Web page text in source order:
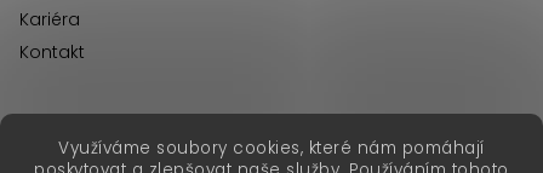
Využíváme soubory cookies, které nám pomáhají
Kariéra
Kontakt
erikafashion.sk